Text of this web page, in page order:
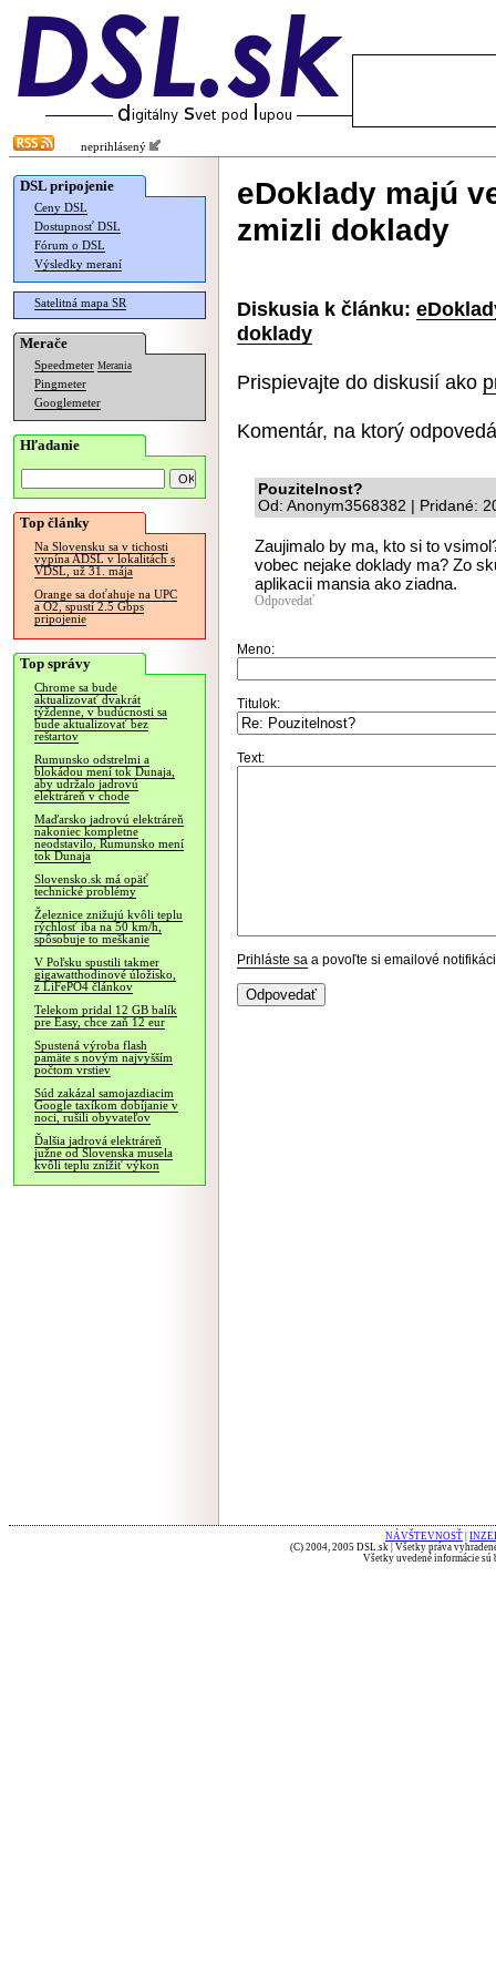
neprihlásený
DSL pripojenie
Ceny DSL
Dostupnosť DSL
Fórum o DSL
Výsledky meraní
Satelitná mapa SR
Merače
Speedmeter Merania
Pingmeter
Googlemeter
Hľadanie
Top články
Na Slovensku sa v tichosti
vypína ADSL v lokalitách s
VDSL, už 31. mája
Orange sa doťahuje na UPC
a O2, spustí 2.5 Gbps
pripojenie
Top správy
Chrome sa bude
aktualizovať dvakrát
týždenne, v budúcnosti sa
bude aktualizovať bez
reštartov
Rumunsko odstrelmi a
blokádou mení tok Dunaja,
aby udržalo jadrovú
elektráreň v chode
Maďarsko jadrovú elektráreň
nakoniec kompletne
neodstavilo, Rumunsko mení
tok Dunaja
Slovensko.sk má opäť
technické problémy
Železnice znižujú kvôli teplu
rýchlosť iba na 50 km/h,
spôsobuje to meškanie
V Poľsku spustili takmer
gigawatthodinové úložisko,
z LiFePO4 článkov
Telekom pridal 12 GB balík
pre Easy, chce zaň 12 eur
Spustená výroba flash
pamäte s novým najvyšším
počtom vrstiev
Súd zakázal samojazdiacim
Google taxíkom dobíjanie v
noci, rušili obyvateľov
Ďalšia jadrová elektráreň
južne od Slovenska musela
kvôli teplu znížiť výkon
eDoklady majú
zmizli doklady
Diskusia k článku:
doklady
Prispievajte do diskusií ako
Komentár, na ktorý
Pouzitelnost?
Od: Anonym3568382 | Pridané:
Zaujimalo by ma, kto si to
vobec nejake doklady ma? Zo
aplikacii mansia ako ziadna.
Odpovedať
Meno:
Titulok:
Text:
Prihláste sa a povoľte si emailové
NÁVŠTEVNOSŤ
(C) 2004, 2005 DSL.sk | Všetky práva
Všetky uvedené informácie sú